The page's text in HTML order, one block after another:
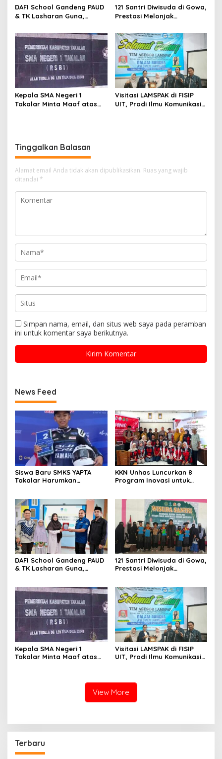
DAFI School Gandeng PAUD
& TK Lasharan Guna,
Pendidikan Sejak Usia Dini
121 Santri Diwisuda di Gowa,
Prestasi Melonjak
Tertinggal
Kepala SMA Negeri 1
Takalar Minta Maaf atas
Visitasi LAMSPAK di FISIP
UIT, Prodi Ilmu Komunikasi
Tinggalkan Balasan
Alamat email Anda tidak akan dipublikasikan. Ruas yang wajib
ditandai *
Simpan nama, email, dan situs web saya pada peramban
ini untuk komentar saya berikutnya.
News Feed
Siswa Baru SMKS YAPTA
Takalar Harumkan
Asia Pasifik
KKN Unhas Luncurkan 8
Program Inovasi untuk
DAFI School Gandeng PAUD
& TK Lasharan Guna,
121 Santri Diwisuda di Gowa,
Prestasi Melonjak
Kepala SMA Negeri 1
Takalar Minta Maaf atas
Visitasi LAMSPAK di FISIP
UIT, Prodi Ilmu Komunikasi
View More
Terbaru